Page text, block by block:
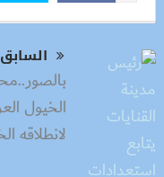
السابق
الخيول
لانطلاقه